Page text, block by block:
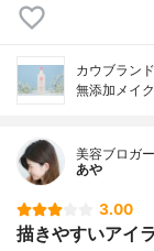
カウブランド
無添加メイ
美容ブロガー
あや
3.00
描きやすいアイ